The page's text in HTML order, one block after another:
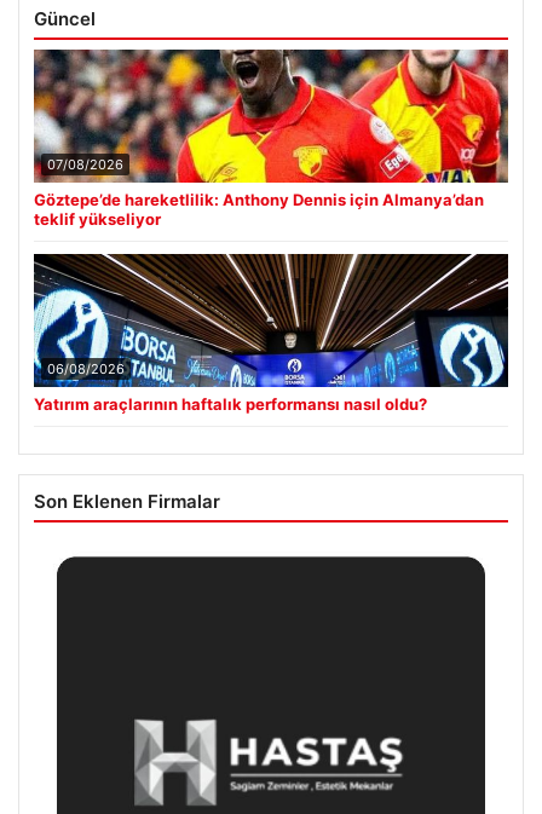
Güncel
07/08/2026
Göztepe’de hareketlilik: Anthony Dennis için Almanya’dan
teklif yükseliyor
06/08/2026
Yatırım araçlarının haftalık performansı nasıl oldu?
Son Eklenen Firmalar